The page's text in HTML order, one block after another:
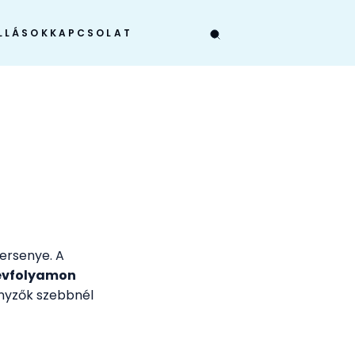
KAPCSOLAT
A
szebbnél